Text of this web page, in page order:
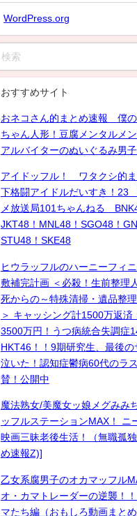
WordPress.org
おすすめサイト
おネコさん的まとめ速報 僕
ちゃん人形！豆腐メンタルメ
アルバイターのぬいぐるみ男
アイドッフル！ ワタクシ的
下格闘アイドルだいすき！23
メ放送局101ちゃんねる
JKT48！MNL48！SGO48！
STU48！SKE48
ヒウラッフルのハーニーフィ
敷補完計画 ＜必殺！生前整理
死からの～特殊清掃・遺品整
＞ キャッシング計1500万返済
3500万円！うつ病統合失調症
HKT46！！9期研究生、最後
泣いた！認知症鬱病60代のラ
賛！公開中
魔法熟女/美魔女ッ娘メグみみ
ッフルステーションMAX！ ニ
映画三昧老後生活！（無職孤
め速報Z)]
乙女系腐男子のオカマッフル
オ・カマトレーダーの逆襲！
マたち編（おもしろ動画まとめ